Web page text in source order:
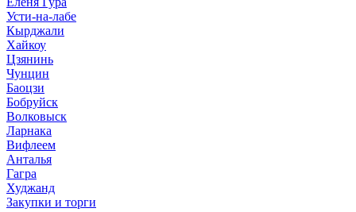
Усти-на-лабе
Кырджали
Хайкоу
Цзянинь
Чунцин
Баоцзи
Бобруйск
Волковыск
Ларнака
Вифлеем
Анталья
Гагра
Худжанд
Закупки и торги